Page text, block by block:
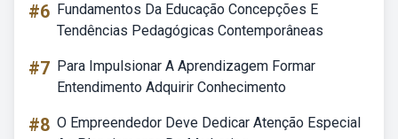
#6 Fundamentos Da Educação Concepções E
Tendências Pedagógicas Contemporâneas
#7 Para Impulsionar A Aprendizagem Formar
Entendimento Adquirir Conhecimento
#8 O Empreendedor Deve Dedicar Atenção Especial